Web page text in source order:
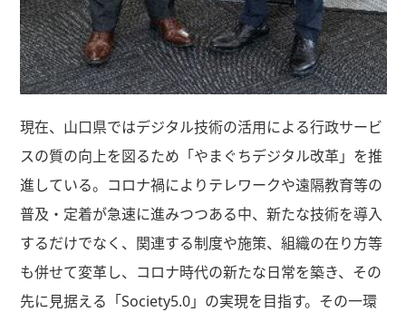
現在、山口県ではデジタル技術の活用による行政サービ
スの質の向上を図るため「やまぐちデジタル改革」を推
進している。コロナ禍によりテレワークや遠隔教育等の
普及・定着が急速に進みつつある中、新たな技術を導入
するだけでなく、関連する制度や施策、組織の在り方等
も併せて変革し、コロナ時代の新たな日常を築き、その
先に見据える「Society5.0」の実現を目指す。その一環